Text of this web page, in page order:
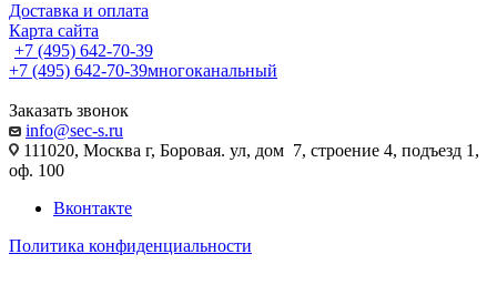
Доставка и оплата
Карта сайта
+7 (495) 642-70-39
+7 (495) 642-70-39многоканальный
Заказать звонок
info@sec-s.ru
111020, Москва г, Боровая. ул, дом 7, строение 4, подъезд 1,
оф. 100
Вконтакте
Политика конфиденциальности